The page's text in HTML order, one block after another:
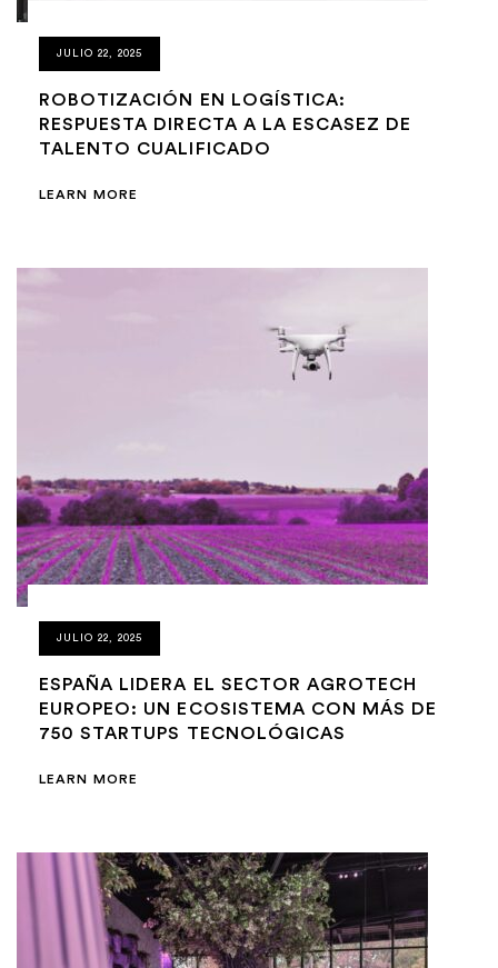
JULIO 22, 2025
ROBOTIZACIÓN EN LOGÍSTICA:
RESPUESTA DIRECTA A LA ESCASEZ DE
TALENTO CUALIFICADO
LEARN MORE
JULIO 22, 2025
ESPAÑA LIDERA EL SECTOR AGROTECH
EUROPEO: UN ECOSISTEMA CON MÁS DE
750 STARTUPS TECNOLÓGICAS
LEARN MORE